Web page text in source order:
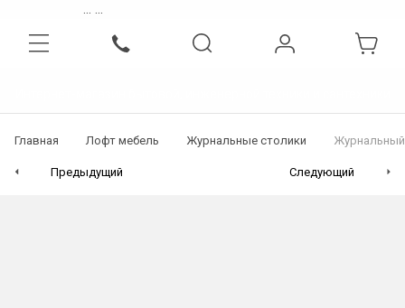
... ...
Главная Лофт мебель Журнальные столики
Предыдущий Следующий